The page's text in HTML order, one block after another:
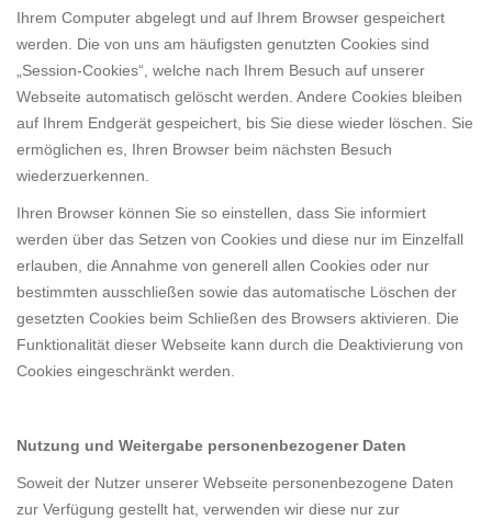
Ihrem Computer abgelegt und auf Ihrem Browser gespeichert
werden. Die von uns am häufigsten genutzten Cookies sind
„Session-Cookies“, welche nach Ihrem Besuch auf unserer
Webseite automatisch gelöscht werden. Andere Cookies bleiben
auf Ihrem Endgerät gespeichert, bis Sie diese wieder löschen. Sie
ermöglichen es, Ihren Browser beim nächsten Besuch
wiederzuerkennen.
Ihren Browser können Sie so einstellen, dass Sie informiert
werden über das Setzen von Cookies und diese nur im Einzelfall
erlauben, die Annahme von generell allen Cookies oder nur
bestimmten ausschließen sowie das automatische Löschen der
gesetzten Cookies beim Schließen des Browsers aktivieren. Die
Funktionalität dieser Webseite kann durch die Deaktivierung von
Cookies eingeschränkt werden.
Nutzung und Weitergabe personenbezogener Daten
Soweit der Nutzer unserer Webseite personenbezogene Daten
zur Verfügung gestellt hat, verwenden wir diese nur zur